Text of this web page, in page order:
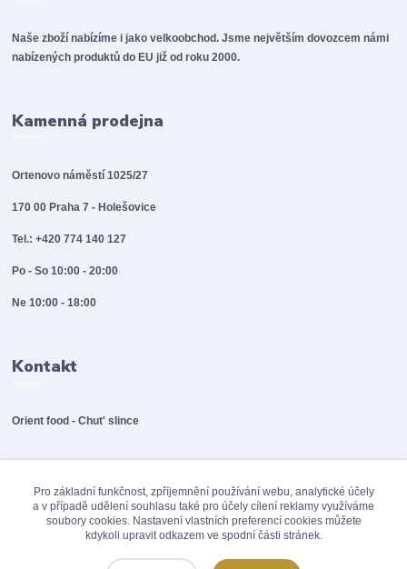
Naše zboží nabízíme i jako velkoobchod. Jsme největším dovozcem námi
nabízených produktů do EU již od roku 2000.
Kamenná prodejna
Ortenovo náměstí 1025/27
170 00 Praha 7 - Holešovice
Tel.: +420 774 140 127
Po - So 10:00 - 20:00
Ne 10:00 - 18:00
Kontakt
Orient food - Chut' slince
Pro základní funkčnost, zpříjemnění používání webu, analytické účely
a v případě udělení souhlasu také pro účely cílení reklamy využíváme
soubory cookies. Nastavení vlastních preferencí cookies můžete
kdykoli upravit odkazem ve spodní části stránek.